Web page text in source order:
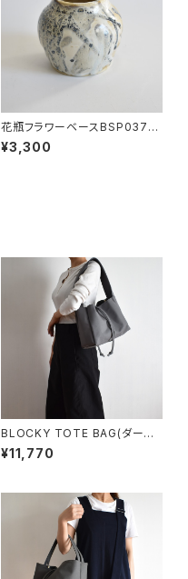
花瓶フラワーベースBSP037
(白/ベージュ/黒/茶/点模様)
¥3,300
BLOCKY TOTE BAG(ダーク
グレー)
¥11,770